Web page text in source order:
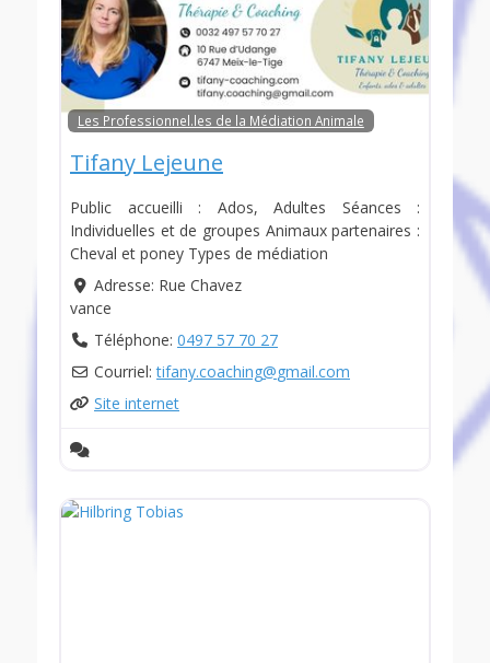
Les Professionnel.les de la Médiation Animale
Tifany Lejeune
Public accueilli : Ados, Adultes Séances :
Individuelles et de groupes Animaux partenaires :
Cheval et poney Types de médiation
Adresse: Rue Chavez
vance
Téléphone: 0497 57 70 27
Courriel:tifany.coaching@gmail.com
Site internet